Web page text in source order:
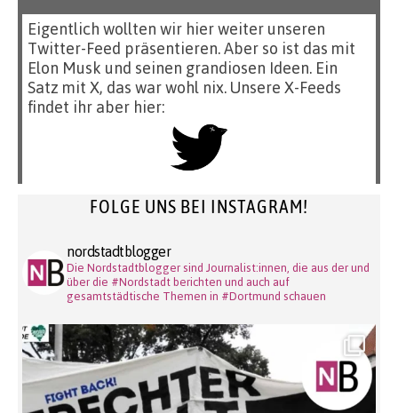
Eigentlich wollten wir hier weiter unseren
Twitter-Feed präsentieren. Aber so ist das mit
Elon Musk und seinen grandiosen Ideen. Ein
Satz mit X, das war wohl nix. Unsere X-Feeds
findet ihr aber hier:
FOLGE UNS BEI INSTAGRAM!
nordstadtblogger
Die Nordstadtblogger sind Journalist:innen, die aus der und
über die #Nordstadt berichten und auch auf
gesamtstädtische Themen in #Dortmund schauen